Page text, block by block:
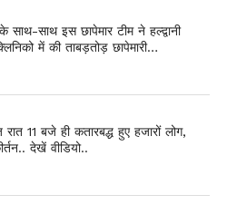
साथ-साथ इस छापेमार टीम ने हल्द्वानी
में की ताबड़तोड़ छापेमारी…
11 बजे ही कतारबद्ध हुए हजारों लोग,
देखें वीडियो..